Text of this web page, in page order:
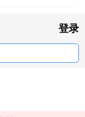
登录